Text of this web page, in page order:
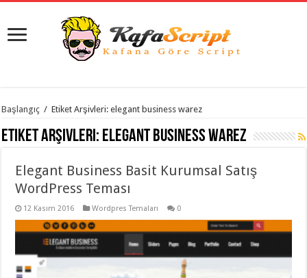
istanbul
evden
eve
organizasyon,
gaziantep
evden
taşımacılık,
evden
,
gaziantep
evden
Başlangıç / Etiket Arşivleri: elegant business warez
Etiket Arşivleri: elegant business warez
Elegant Business Basit Kurumsal Satış
WordPress Teması
12 Kasım 2016 Wordpres Temaları 0